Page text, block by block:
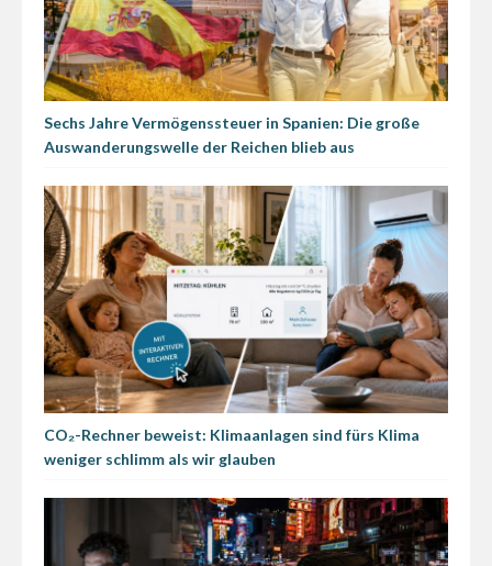
Sechs Jahre Vermögenssteuer in Spanien: Die große
Auswanderungswelle der Reichen blieb aus
CO₂-Rechner beweist: Klimaanlagen sind fürs Klima
weniger schlimm als wir glauben